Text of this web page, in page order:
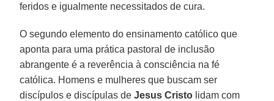
feridos e igualmente necessitados de cura.
O segundo elemento do ensinamento católico que
aponta para uma prática pastoral de inclusão
abrangente é a reverência à consciência na fé
católica. Homens e mulheres que buscam ser
discípulos e discípulas deJesus Cristo lidam com